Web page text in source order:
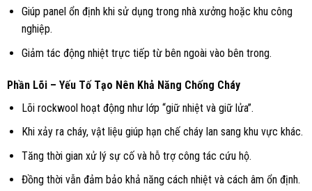
Giúp panel ổn định khi sử dụng trong nhà xưởng hoặc khu công
nghiệp.
Giảm tác động nhiệt trực tiếp từ bên ngoài vào bên trong.
Phần Lõi – Yếu Tố Tạo Nên Khả Năng Chống Cháy
Lõi rockwool hoạt động như lớp “giữ nhiệt và giữ lửa”.
Khi xảy ra cháy, vật liệu giúp hạn chế cháy lan sang khu vực khác.
Tăng thời gian xử lý sự cố và hỗ trợ công tác cứu hộ.
Đồng thời vẫn đảm bảo khả năng cách nhiệt và cách âm ổn định.